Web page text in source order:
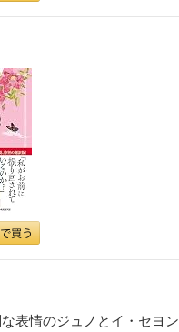
表情のジュノとイ・セヨン